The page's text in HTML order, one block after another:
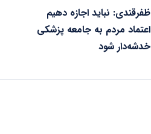
ظفرقندی: نباید اجازه دهیم
اعتماد مردم به جامعه پزشکی
خدشه‌دار شود